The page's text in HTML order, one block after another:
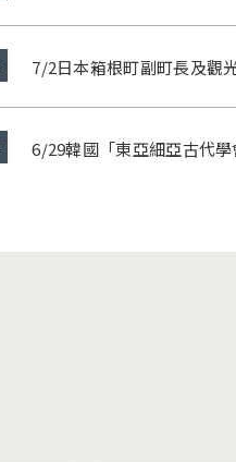
7/2日本箱根町副町長及觀
6/29韓國「東亞細亞古代